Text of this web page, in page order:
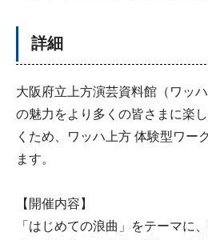
詳細
大阪府立上方演芸資料館（ワッ
の魅力をより多くの皆さまに楽
くため、ワッハ上方 体験型ワー
ます。
【開催内容】
「はじめての浪曲」をテーマに